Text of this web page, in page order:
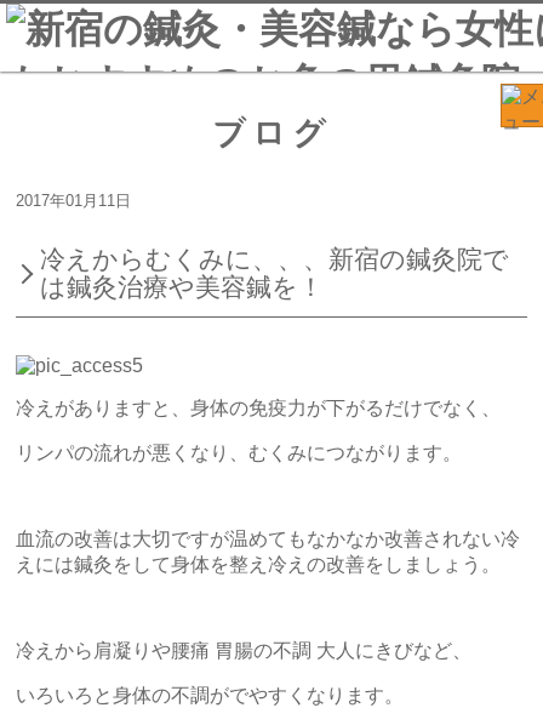
ブログ
2017年01月11日
冷えからむくみに、、、新宿の鍼灸院で
は鍼灸治療や美容鍼を！
冷えがありますと、身体の免疫力が下がるだけでなく、
リンパの流れが悪くなり、むくみにつながります。
血流の改善は大切ですが温めてもなかなか改善されない冷
えには鍼灸をして身体を整え冷えの改善をしましょう。
冷えから肩凝りや腰痛 胃腸の不調 大人にきびなど、
いろいろと身体の不調がでやすくなります。